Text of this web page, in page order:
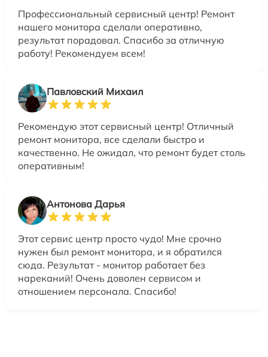
Профессиональный сервисный центр! Ремонт
нашего монитора сделали оперативно,
результат порадовал. Спасибо за отличную
работу! Рекомендуем всем!
Павловский Михаил
Рекомендую этот сервисный центр! Отличный
ремонт монитора, все сделали быстро и
качественно. Не ожидал, что ремонт будет столь
оперативным!
Антонова Дарья
Этот сервис центр просто чудо! Мне срочно
нужен был ремонт монитора, и я обратился
сюда. Результат - монитор работает без
нареканий! Очень доволен сервисом и
отношением персонала. Спасибо!